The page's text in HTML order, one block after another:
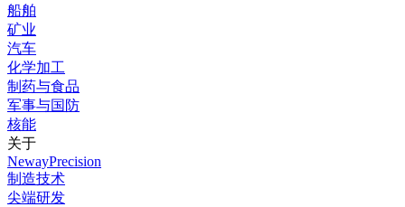
船舶
矿业
汽车
化学加工
制药与食品
军事与国防
核能
关于
NewayPrecision
制造技术
尖端研发